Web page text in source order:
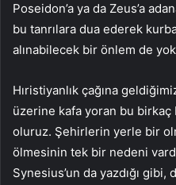
Poseidon’a ya da Zeus’a
bu tanrılara dua ederek
alınabilecek bir önlem de
Hıristiyanlık çağına
üzerine kafa yoran bu birkaç
oluruz. Şehirlerin yerle bir
ölmesinin tek bir nedeni
Synesius’un da yazdığı gibi,